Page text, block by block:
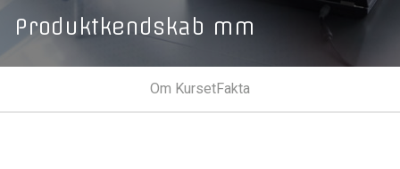
Produktkendskab mm
Om KursetFakta